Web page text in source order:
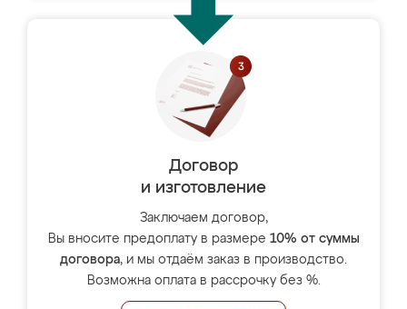
Договор
и изготовление
Заключаем договор,
Вы вносите предоплату в размере 10% от суммы
договора, и мы отдаём заказ в производство.
Возможна оплата в рассрочку без %.